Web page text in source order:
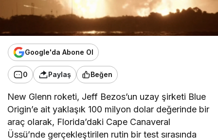
Google'da Abone Ol
0 Paylaş Beğen
New Glenn roketi, Jeff Bezos’un uzay şirketi Blue
Origin’e ait yaklaşık 100 milyon dolar değerinde bir
araç olarak, Florida’daki Cape Canaveral
Üssü’nde gerçekleştirilen rutin bir test sırasında